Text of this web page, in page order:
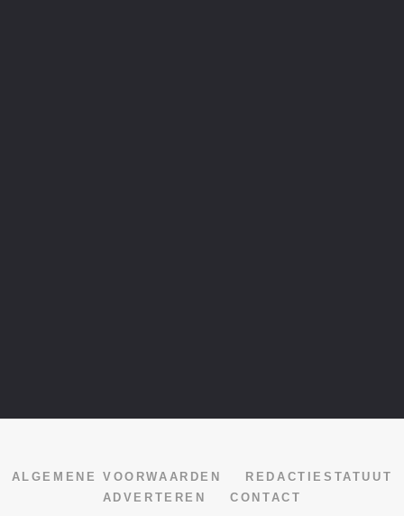
ALGEMENE VOORWAARDEN
REDACTIESTATUUT
ADVERTEREN
CONTACT